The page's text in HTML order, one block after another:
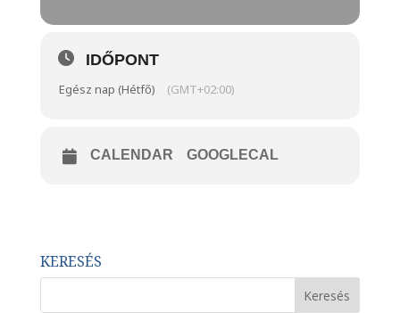
IDŐPONT
Egész nap (Hétfő) (GMT+02:00)
CALENDAR GOOGLECAL
KERESÉS